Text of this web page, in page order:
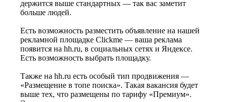
держится выше стандартных — так вас заметит
больше людей.
Есть возможность разместить объявление на нашей
рекламной площадке Clickme — ваша реклама
появится на hh.ru, в социальных сетях и Яндексе.
Есть возможность выбрать площадку.
Также на hh.ru есть особый тип продвижения —
«Размещение в топе поиска». Такая вакансия будет
выше тех, что размещены по тарифу «Премиум».